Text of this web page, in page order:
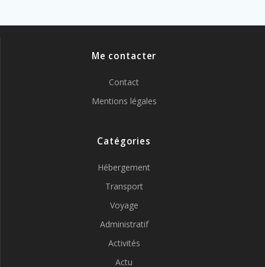
Me contacter
Contact
Mentions légales
Catégories
Hébergement
Transport
Voyage
Administratif
Activités
Actu